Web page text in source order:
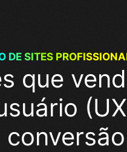
DE SITES
que